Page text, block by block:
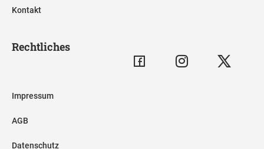
Kontakt
Rechtliches
Impressum
AGB
Datenschutz